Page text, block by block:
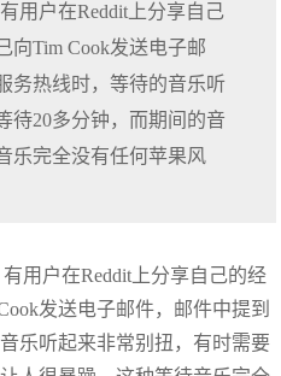
用户在Reddit上分享自己
向Tim Cook发送电子邮
务热线时，等待的音乐听
待20多分钟，而期间的音
乐完全没有任何苹果风
有用户在Reddit上分享自己的经
发送电子邮件，邮件中提到
乐听起来非常别扭，有时需要